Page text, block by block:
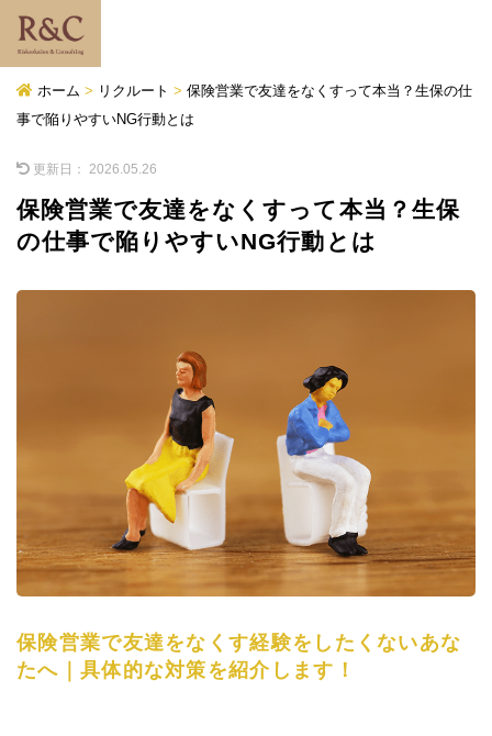
ホーム > リクルート > 保険営業で友達をなくすって本当？生保の仕
事で陥りやすいNG行動とは
更新日： 2026.05.26
保険営業で友達をなくすって本当？生保
の仕事で陥りやすいNG行動とは
保険営業で友達をなくす経験をしたくないあな
たへ｜具体的な対策を紹介します！